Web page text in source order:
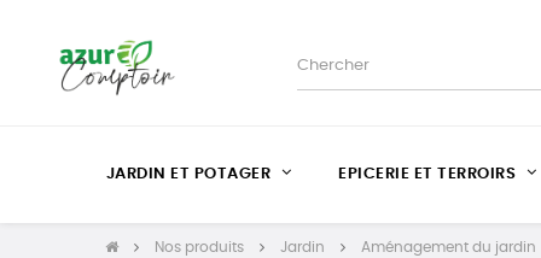
JARDIN ET POTAGER EPICERIE ET TERROIRS
Nos produits Jardin Aménagement du jardin